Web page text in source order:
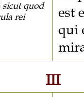
sicut quod
rei
est
qui
III